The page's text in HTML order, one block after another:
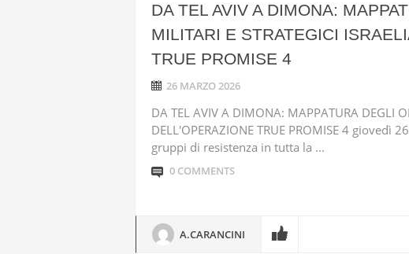
DA TEL AVIV A DIMONA:
MILITARI E STRATEGICI
TRUE PROMISE 4
26 MARZO 2026
DA TEL AVIV A DIMONA: MAPPATURA DEGLI
DELL'OPERAZIONE TRUE PROMISE 4
gruppi di resistenza in tutta la ...
0 COMMENTS
A.CARANCINI